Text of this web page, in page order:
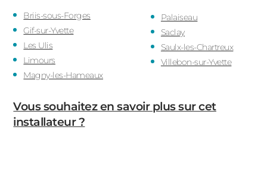
Briis-sous-Forges
Gif-sur-Yvette
Les Ulis
Limours
Magny-les-Hameaux
Palaiseau
Saclay
Saulx-les-Chartreux
Villebon-sur-Yvette
Vous souhaitez en savoir plus sur cet
installateur ?